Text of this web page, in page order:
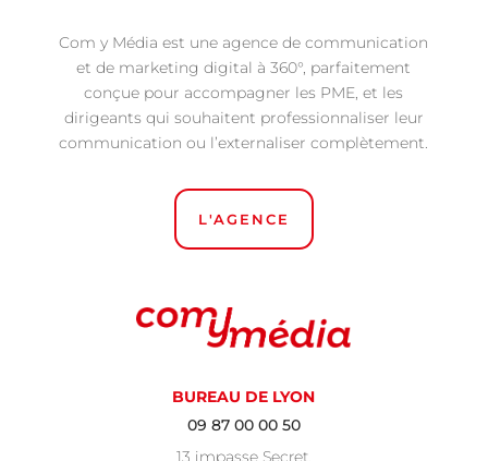
Com y Média est une agence de communication
et de marketing digital à 360°, parfaitement
conçue pour accompagner les PME, et les
dirigeants qui souhaitent professionnaliser leur
communication ou l’externaliser complètement.
L'AGENCE
BUREAU DE LYON
09 87 00 00 50
13 impasse Secret,